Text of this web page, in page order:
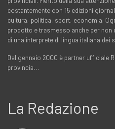
costantemente con 15 edizioni
cultura, politica, sport, economia.
prodotto e trasmesso anche per non
di una interprete di lingua italiana dei
Dal gennaio 2000 è partner ufficiale
provincia…
La Redazione